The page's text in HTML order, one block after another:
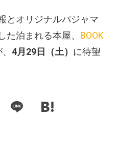
とオリジナルパジャマ
た泊まれる本屋、 BOOK
4月29日（土） に待望